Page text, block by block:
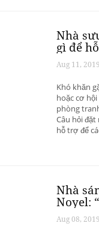
Nhà
gì để
phát
Aug 11,
Khó khăn
hoặc cơ
phòng
Câu hỏi
hỗ trợ để
Nhà
Noyel:
để đầu
Aug 08,